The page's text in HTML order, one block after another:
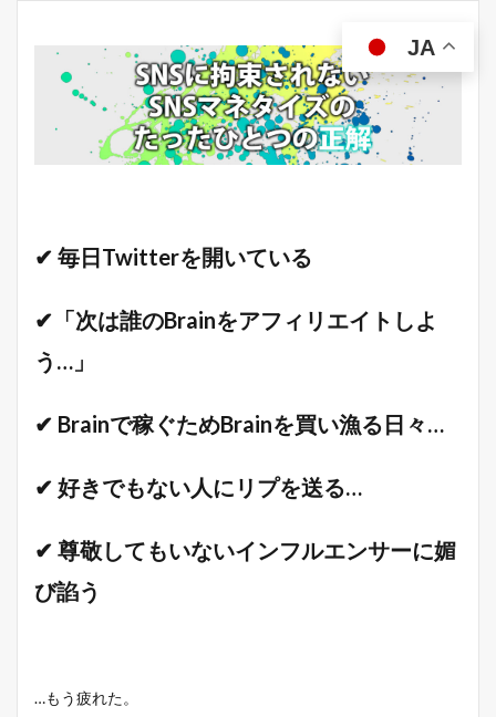
✔ 毎日Twitterを開いている
✔「次は誰のBrainをアフィリエイトしよ
う…」
✔ Brainで稼ぐためBrainを買い漁る日々…
✔ 好きでもない人にリプを送る…
✔ 尊敬してもいないインフルエンサーに媚
び諂う
…もう疲れた。
JA